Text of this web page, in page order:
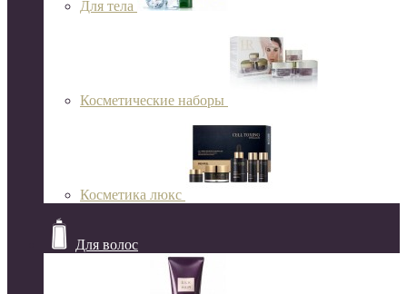
Для тела
Косметические наборы
Косметика люкс
Для волос